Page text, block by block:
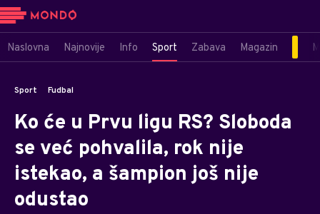
Naslovna Najnovije Info Sport Zabava Magazin
Sport Fudbal
Ko će u Prvu ligu RS? Sloboda
se već pohvalila, rok nije
istekao, a šampion još nije
odustao